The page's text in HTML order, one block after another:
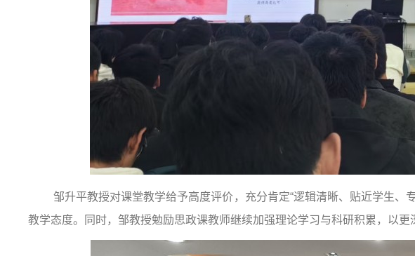
邹升平教授对课堂教学给予高度评价，充分肯定“逻辑清晰、贴近学生、
教学态度。同时，邹教授勉励思政课教师继续加强理论学习与科研积累，以